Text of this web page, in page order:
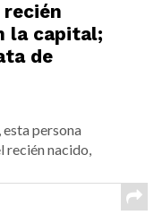
recién
la capital;
de
persona
recién nacido,